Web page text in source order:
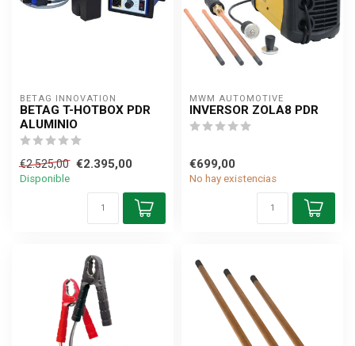
BETAG INNOVATION
BETAG T-HOTBOX PDR
ALUMINIO
€2.525,00 €2.395,00
Disponible
MWM AUTOMOTIVE
INVERSOR ZOLA8 PDR
€699,00
No hay existencias